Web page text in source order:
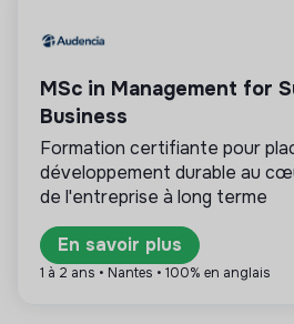
💡 Produits ou services
La mission de cette entreprise
des produits ou proposer des
responsables alignés avec les
transformation écologique et
Plus d'informations
MSc in Management for
Business
Formation certifiante pour
développement durable au
de l'entreprise à long terme
En savoir plus
1 à 2 ans • Nantes • 100% en anglais